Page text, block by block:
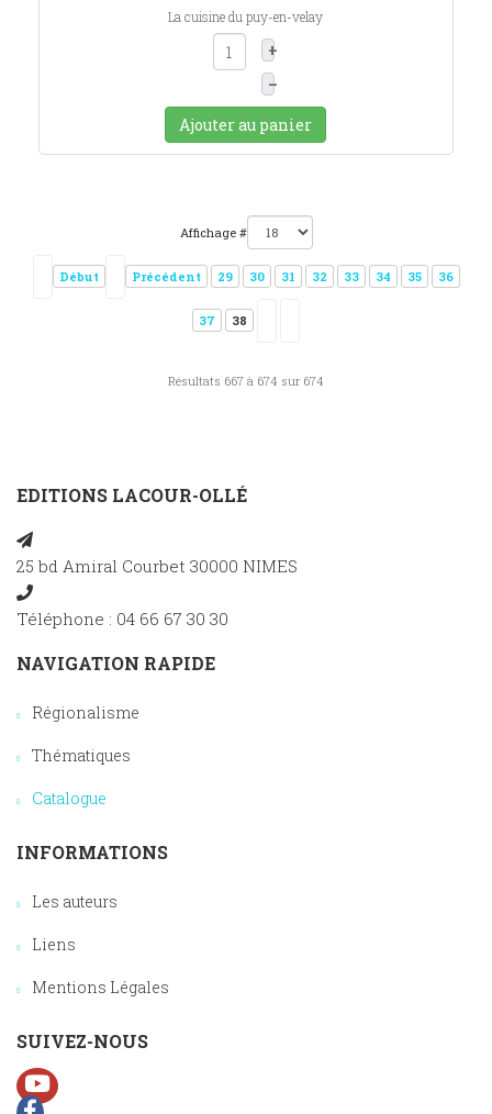
La cuisine du puy-en-velay
+
–
Ajouter au panier
Affichage #
Début Précédent 29 30 31 32 33 34 35 36
37 38
Résultats 667 à 674 sur 674
EDITIONS LACOUR-OLLÉ
25 bd Amiral Courbet 30000 NIMES
Téléphone : 04 66 67 30 30
NAVIGATION RAPIDE
Régionalisme
Thématiques
Catalogue
INFORMATIONS
Les auteurs
Liens
Mentions Légales
SUIVEZ-NOUS